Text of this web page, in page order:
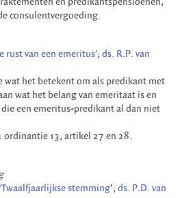
consulentvergoeding.
rust van een emeritus'; ds. R.P. van
wat het betekent om als predikant met
wat het belang van emeritaat is en
een emeritus-predikant al dan niet
ordinantie 13, artikel 27 en 28.
stemming’; ds. P.D. van